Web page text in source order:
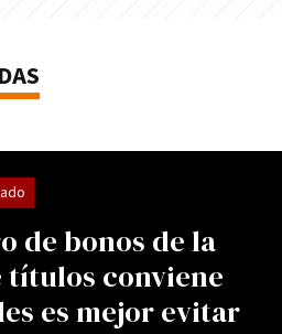
de bonos de la
títulos conviene
es mejor evitar